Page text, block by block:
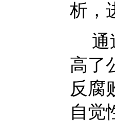
析，
通
高了
反腐
自觉